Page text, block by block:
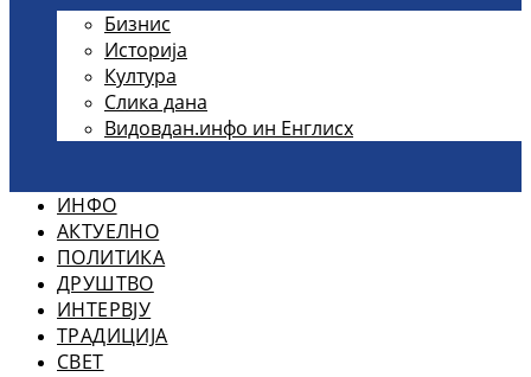
Бизнис
Историја
Култура
Слика дана
Видовдан.инфо ин Енглисх
ИНФО
АКТУЕЛНО
ПОЛИТИКА
ДРУШТВО
ИНТЕРВЈУ
ТРАДИЦИЈА
СВЕТ